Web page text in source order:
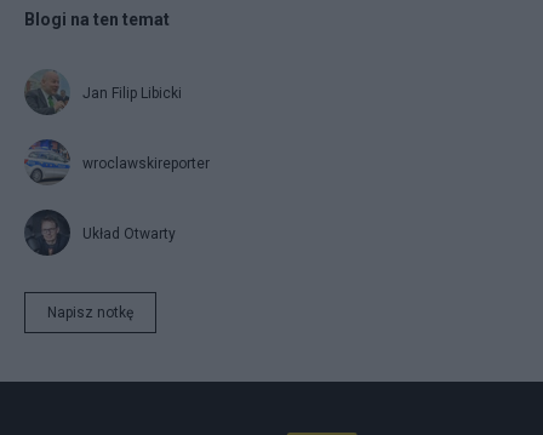
Blogi na ten temat
Jan Filip Libicki
wroclawskireporter
Układ Otwarty
Napisz notkę